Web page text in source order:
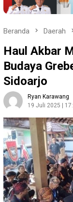
Beranda Daerah
Haul Akbar
Budaya
Sidoarjo
Ryan Karawang
19 Juli 2025 |